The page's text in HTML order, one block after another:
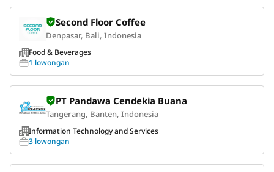
Second Floor Coffee
Denpasar, Bali, Indonesia
Food & Beverages
1 lowongan
PT Pandawa Cendekia Buana
Tangerang, Banten, Indonesia
Information Technology and Services
3 lowongan